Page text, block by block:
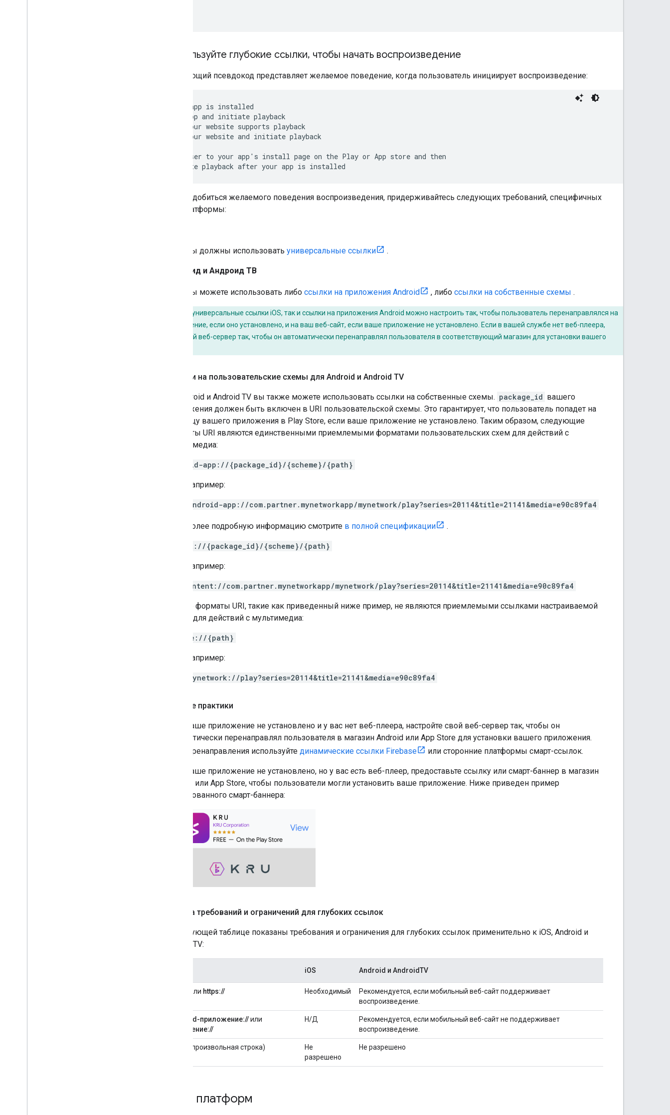
Используйте глубокие ссылки, чтобы начать воспроизведение
Следующий псевдокод представляет желаемое поведение, когда пользователь инициирует воспроизведение:
if your app is installed
  open app and initiate playback
elseif your website supports playback
  open your website and initiate playback
  take user to your app's install page on the Play or App store and then
  initiate playback after your app is installed
Чтобы добиться желаемого поведения воспроизведения, придерживайтесь следующих требований, специфичных
для платформы:
Вы должны использовать универсальные ссылки .
Андроид и Андроид ТВ
Вы можете использовать либо ссылки на приложения Android , либо ссылки на собственные схемы .
как универсальные ссылки iOS, так и ссылки на приложения Android можно настроить так, чтобы пользователь перенаправлялся на
ваше приложение, если оно установлено, и на ваш веб-сайт, если ваше приложение не установлено. Если в вашей службе нет веб-плеера,
настройте свой веб-сервер так, чтобы он автоматически перенаправлял пользователя в соответствующий магазин для установки вашего
Ссылки на пользовательские схемы для Android и Android TV
На Android и Android TV вы также можете использовать ссылки на собственные схемы. package_id вашего
приложения должен быть включен в URI пользовательской схемы. Это гарантирует, что пользователь попадет на
страницу вашего приложения в Play Store, если ваше приложение не установлено. Таким образом, следующие
форматы URI являются единственными приемлемыми форматами пользовательских схем для действий с
мультимедиа:
android-app://{package_id}/{scheme}/{path}
Например:
android-app://com.partner.mynetworkapp/mynetwork/play?series=20114&title=21141&media=e90c89fa4
Более подробную информацию смотрите в полной спецификации .
intent://{package_id}/{scheme}/{path}
Например:
intent://com.partner.mynetworkapp/mynetwork/play?series=20114&title=21141&media=e90c89fa4
Другие форматы URI, такие как приведенный ниже пример, не являются приемлемыми ссылками настраиваемой
схемы для действий с мультимедиа:
scheme://{path}
Например:
mynetwork://play?series=20114&title=21141&media=e90c89fa4
Лучшие практики
Если ваше приложение не установлено и у вас нет веб-плеера, настройте свой веб-сервер так, чтобы он
автоматически перенаправлял пользователя в магазин Android или App Store для установки вашего приложения.
Для перенаправления используйте динамические ссылки Firebase или сторонние платформы смарт-ссылок.
Если ваше приложение не установлено, но у вас есть веб-плеер, предоставьте ссылку или смарт-баннер в магазин
Android или App Store, чтобы пользователи могли установить ваше приложение. Ниже приведен пример
реализованного смарт-баннера:
Сводка требований и ограничений для глубоких ссылок
В следующей таблице показаны требования и ограничения для глубоких ссылок применительно к iOS, Android и
AndroidTV:
iOS Android и AndroidTV
или https:// Необходимый
Рекомендуется, если мобильный веб-сайт поддерживает
воспроизведение.
Android-приложение://или
намерение://
Н/Д
Рекомендуется, если мобильный веб-сайт не поддерживает
воспроизведение.
(произвольная строка)
Не
разрешено
Не разрешено
Типы платформ